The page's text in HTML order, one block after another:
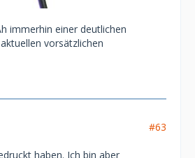
immerhin einer deutlichen
vorsätzlichen
#63
haben. Ich bin aber